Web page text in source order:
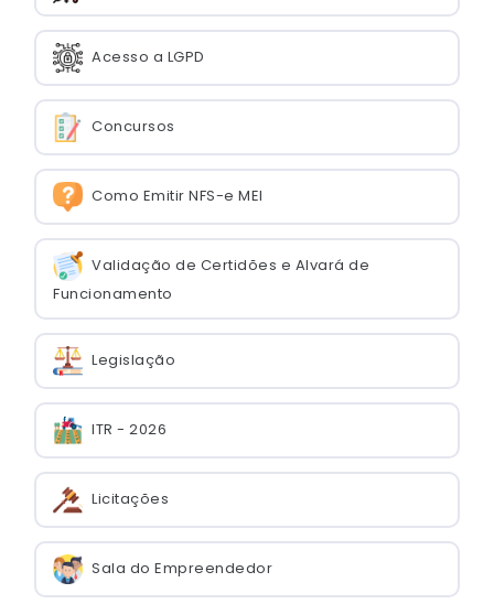
Acesso a LGPD
Concursos
Como Emitir NFS-e MEI
Validação de Certidões e Alvará de
Funcionamento
Legislação
ITR - 2026
Licitações
Sala do Empreendedor